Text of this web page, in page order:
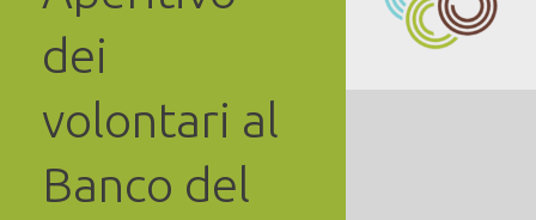
dei
volontari al
Banco del